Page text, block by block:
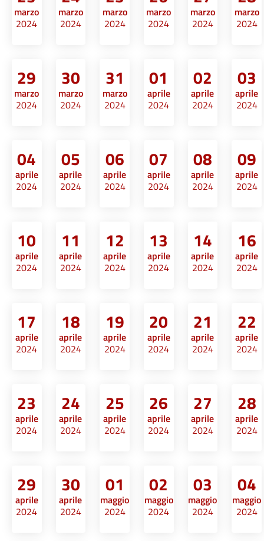
marzo
2024
marzo
2024
marzo
2024
marzo
2024
marzo
2024
marzo
2024
29
marzo
2024
30
marzo
2024
31
marzo
2024
01
aprile
2024
02
aprile
2024
03
aprile
2024
04
aprile
2024
05
aprile
2024
06
aprile
2024
07
aprile
2024
08
aprile
2024
09
aprile
2024
10
aprile
2024
11
aprile
2024
12
aprile
2024
13
aprile
2024
14
aprile
2024
16
aprile
2024
17
aprile
2024
18
aprile
2024
19
aprile
2024
20
aprile
2024
21
aprile
2024
22
aprile
2024
23
aprile
2024
24
aprile
2024
25
aprile
2024
26
aprile
2024
27
aprile
2024
28
aprile
2024
29
aprile
2024
30
aprile
2024
01
maggio
2024
02
maggio
2024
03
maggio
2024
04
maggio
2024